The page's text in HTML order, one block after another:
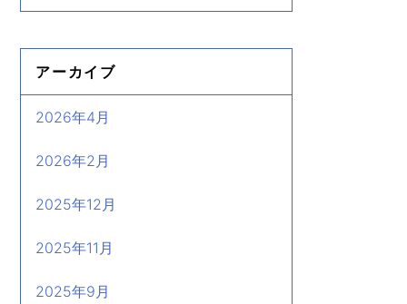
アーカイブ
2026年4月
2026年2月
2025年12月
2025年11月
2025年9月